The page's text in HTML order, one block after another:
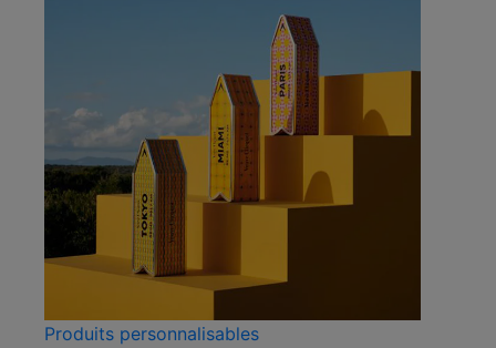
Produits personnalisables